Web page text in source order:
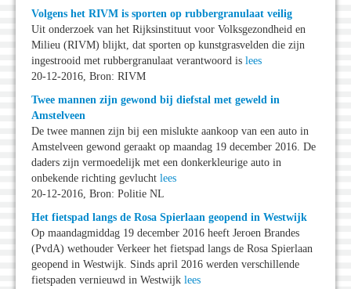
Volgens het RIVM is sporten op rubbergranulaat veilig
Uit onderzoek van het Rijksinstituut voor Volksgezondheid en
Milieu (RIVM) blijkt, dat sporten op kunstgrasvelden die zijn
ingestrooid met rubbergranulaat verantwoord is lees
20-12-2016, Bron: RIVM
Twee mannen zijn gewond bij diefstal met geweld in
Amstelveen
De twee mannen zijn bij een mislukte aankoop van een auto in
Amstelveen gewond geraakt op maandag 19 december 2016. De
daders zijn vermoedelijk met een donkerkleurige auto in
onbekende richting gevlucht lees
20-12-2016, Bron: Politie NL
Het fietspad langs de Rosa Spierlaan geopend in Westwijk
Op maandagmiddag 19 december 2016 heeft Jeroen Brandes
(PvdA) wethouder Verkeer het fietspad langs de Rosa Spierlaan
geopend in Westwijk. Sinds april 2016 werden verschillende
fietspaden vernieuwd in Westwijk lees